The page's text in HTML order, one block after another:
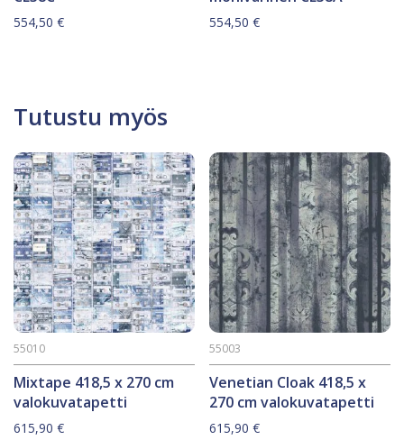
554,50 € 554,50€
Tutustu myös
Mixtape 418,5 x 270 cm
valokuvatapetti
55010
615,90 €
Venetian Cloak 418,5 x
270 cm valokuvatapetti
55003
615,90€